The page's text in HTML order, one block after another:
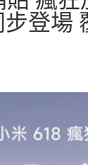
登